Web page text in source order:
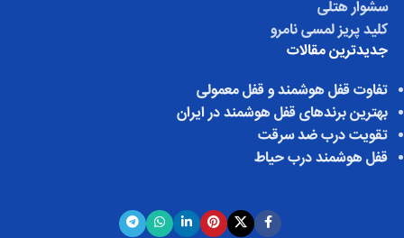
سشوار هتلی
کلید پریز لمسی نامرو
جدیدترین مقالات
تفاوت قفل هوشمند و قفل معمولی
بهترین برندهای قفل هوشمند در ایران
تقویت درب ضد سرقت
قفل هوشمند درب حیاط